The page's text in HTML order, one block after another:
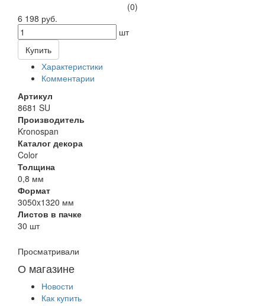
(0)
6 198 руб.
шт
Купить
Характеристики
Комментарии
Артикул
8681 SU
Производитель
Kronospan
Каталог декора
Color
Толщина
0,8 мм
Формат
3050x1320 мм
Листов в пачке
30 шт
Просматривали
О магазине
Новости
Как купить